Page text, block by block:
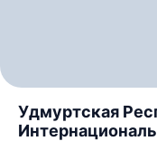
Удмуртская